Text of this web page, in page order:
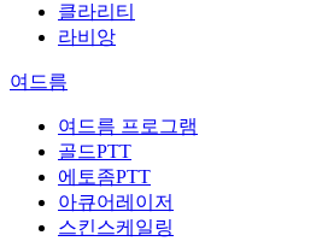
클라리티
라비앙
여드름
여드름 프로그램
골드PTT
에토좀PTT
아큐어레이저
스킨스케일링